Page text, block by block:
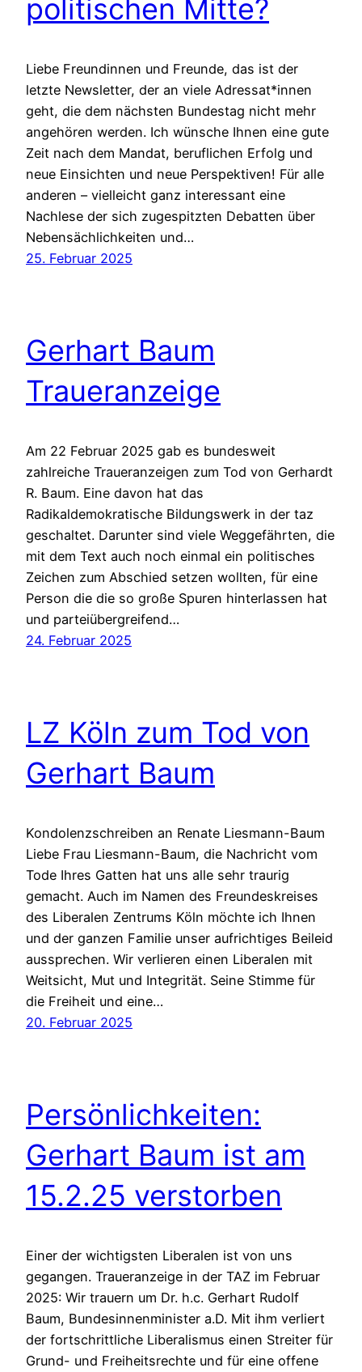
politischen Mitte?
Liebe Freundinnen und Freunde, das ist der
letzte Newsletter, der an viele Adressat*innen
geht, die dem nächsten Bundestag nicht mehr
angehören werden. Ich wünsche Ihnen eine gute
Zeit nach dem Mandat, beruflichen Erfolg und
neue Einsichten und neue Perspektiven! Für alle
anderen – vielleicht ganz interessant eine
Nachlese der sich zugespitzten Debatten über
Nebensächlichkeiten und…
25. Februar 2025
Gerhart Baum
Traueranzeige
Am 22 Februar 2025 gab es bundesweit
zahlreiche Traueranzeigen zum Tod von Gerhardt
R. Baum. Eine davon hat das
Radikaldemokratische Bildungswerk in der taz
geschaltet. Darunter sind viele Weggefährten, die
mit dem Text auch noch einmal ein politisches
Zeichen zum Abschied setzen wollten, für eine
Person die die so große Spuren hinterlassen hat
und parteiübergreifend…
24. Februar 2025
LZ Köln zum Tod von
Gerhart Baum
Kondolenzschreiben an Renate Liesmann-Baum
Liebe Frau Liesmann-Baum, die Nachricht vom
Tode Ihres Gatten hat uns alle sehr traurig
gemacht. Auch im Namen des Freundeskreises
des Liberalen Zentrums Köln möchte ich Ihnen
und der ganzen Familie unser aufrichtiges Beileid
aussprechen. Wir verlieren einen Liberalen mit
Weitsicht, Mut und Integrität. Seine Stimme für
die Freiheit und eine…
20. Februar 2025
Persönlichkeiten:
Gerhart Baum ist am
15.2.25 verstorben
Einer der wichtigsten Liberalen ist von uns
gegangen. Traueranzeige in der TAZ im Februar
2025: Wir trauern um Dr. h.c. Gerhart Rudolf
Baum, Bundesinnenminister a.D. Mit ihm verliert
der fortschrittliche Liberalismus einen Streiter für
Grund- und Freiheitsrechte und für eine offene